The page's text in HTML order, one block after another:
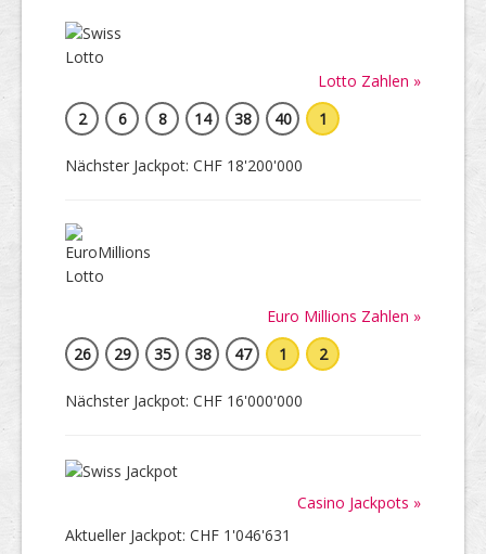
Lotto Zahlen »
2
6 8 14 38 40 1
Nächster Jackpot: CHF 18'200'000
Euro Millions Zahlen »
26
29 35 38 47 1 2
Nächster Jackpot: CHF 16'000'000
Casino Jackpots »
Aktueller Jackpot: CHF 1'046'631